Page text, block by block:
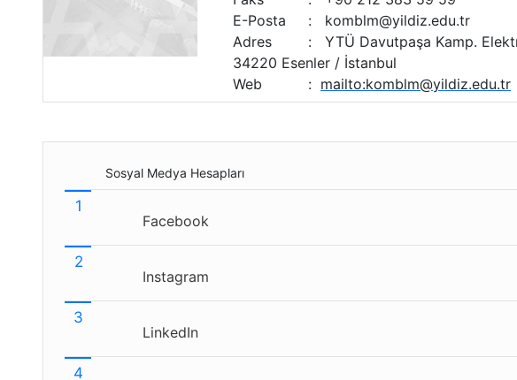
E-Posta
:
komblm@yildiz.edu.tr
Adres
:
YTÜ Davutpaşa Kamp.
34220 Esenler / İstanbul
Web
: mailto:komblm@yildiz.edu.tr
Sosyal Medya Hesapları
Facebook
Instagram
LinkedIn